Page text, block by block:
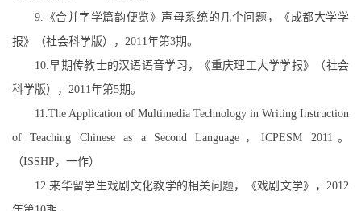
9. 《合并字学篇韵便览》声母系统的几个问题，《成都大学学
报》（社会科学版）， 2011年第3期。
10.早期传教士的汉语语音学习，《重庆理工大学学报》（社会
科学版）， 2011年第5期。
11.The Application of Multimedia Technology in Writing Instruction
of Teaching Chinese as a Second Language ，ICPESM 2011 。
（ISSHP，一作）
12.来华留学生戏剧文化教学的相关问题，《戏剧文学》， 2012